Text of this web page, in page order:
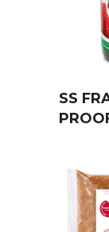
SS